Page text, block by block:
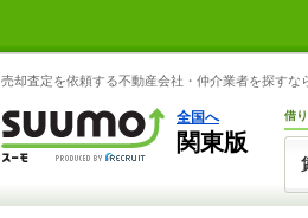
売却査定を依頼する不動産会社・仲介業者を探すな
全国へ
関東版
借